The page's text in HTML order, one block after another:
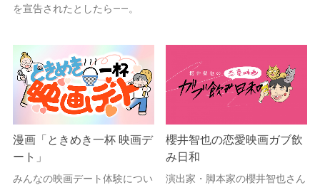
を宣告されたとしたら——。
漫画「ときめき一杯 映画デ
ート」
みんなの映画デート体験につい
櫻井智也の恋愛映画ガブ飲
み日和
演出家・脚本家の櫻井智也さん